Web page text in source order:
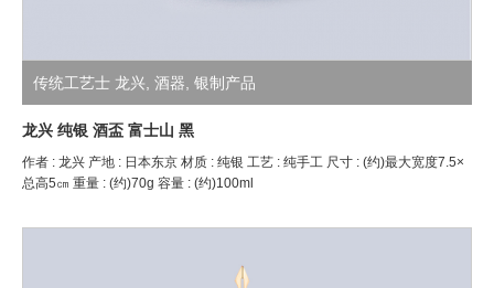
传统工艺士 龙兴 酒器 银制产品
龙兴 纯银 酒盃 富士山 黑
作者 : 龙兴 产地 : 日本东京 材质 : 纯银 工艺 : 纯手工 尺寸 : (约)最大宽度7.5×
总高5㎝ 重量 : (约)70g 容量 : (约)100ml